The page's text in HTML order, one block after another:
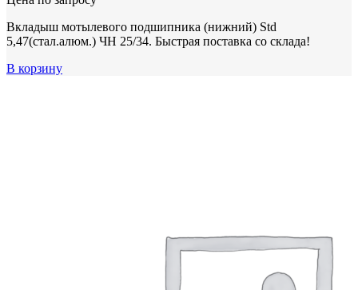
Вкладыш мотылевого подшипника (нижний) Std
5,47(стал.алюм.) ЧН 25/34. Быстрая поставка со склада!
В корзину